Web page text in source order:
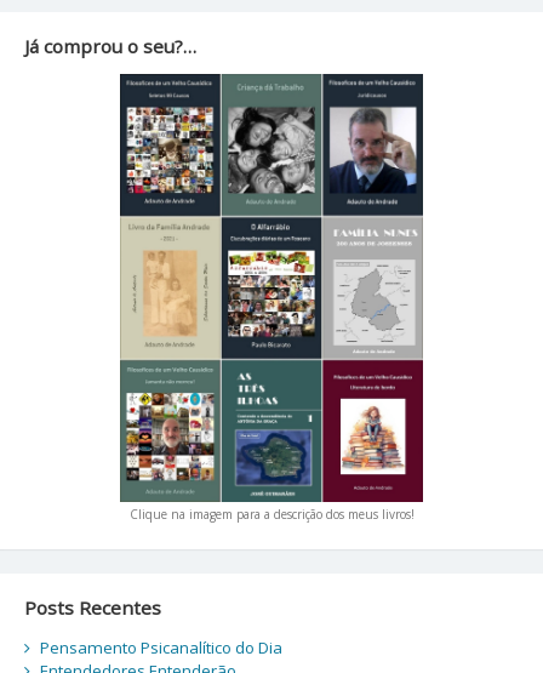
Já comprou o seu?…
Clique na imagem para a descrição dos meus livros!
Posts Recentes
Pensamento Psicanalítico do Dia